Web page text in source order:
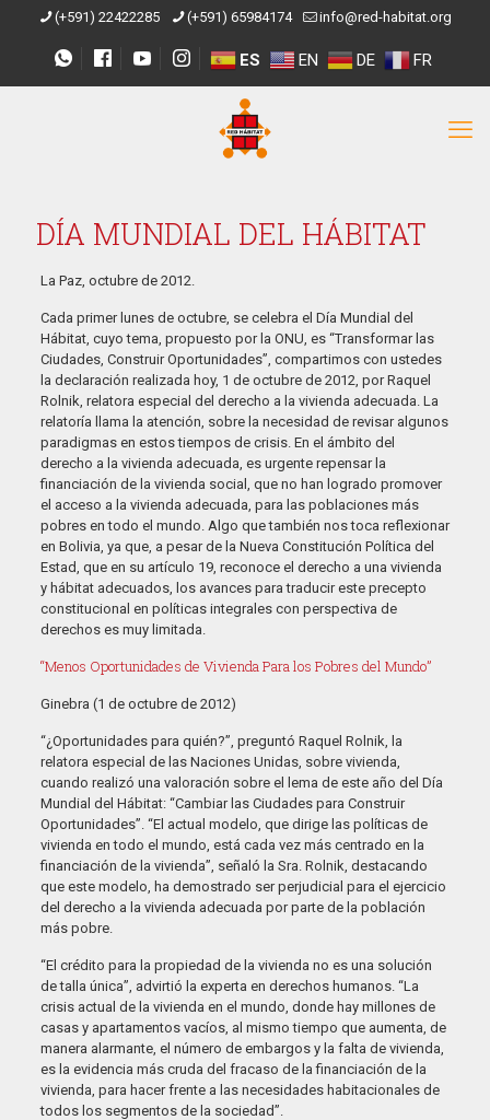
(+591) 22422285 (+591) 65984174 info@red-habitat.org
ES EN DE FR
DÍA MUNDIAL DEL HÁBITAT
La Paz, octubre de 2012.
Cada primer lunes de octubre, se celebra el Día Mundial del
Hábitat, cuyo tema, propuesto por la ONU, es “Transformar las
Ciudades, Construir Oportunidades”, compartimos con ustedes
la declaración realizada hoy, 1 de octubre de 2012, por Raquel
Rolnik, relatora especial del derecho a la vivienda adecuada. La
relatoría llama la atención, sobre la necesidad de revisar algunos
paradigmas en estos tiempos de crisis. En el ámbito del
derecho a la vivienda adecuada, es urgente repensar la
financiación de la vivienda social, que no han logrado promover
el acceso a la vivienda adecuada, para las poblaciones más
pobres en todo el mundo. Algo que también nos toca reflexionar
en Bolivia, ya que, a pesar de la Nueva Constitución Política del
Estad, que en su artículo 19, reconoce el derecho a una vivienda
y hábitat adecuados, los avances para traducir este precepto
constitucional en políticas integrales con perspectiva de
derechos es muy limitada.
“Menos Oportunidades de Vivienda Para los Pobres del Mundo”
Ginebra (1 de octubre de 2012)
“¿Oportunidades para quién?”, preguntó Raquel Rolnik, la
relatora especial de las Naciones Unidas, sobre vivienda,
cuando realizó una valoración sobre el lema de este año del Día
Mundial del Hábitat: “Cambiar las Ciudades para Construir
Oportunidades”. “El actual modelo, que dirige las políticas de
vivienda en todo el mundo, está cada vez más centrado en la
financiación de la vivienda”, señaló la Sra. Rolnik, destacando
que este modelo, ha demostrado ser perjudicial para el ejercicio
del derecho a la vivienda adecuada por parte de la población
más pobre.
“El crédito para la propiedad de la vivienda no es una solución
de talla única”, advirtió la experta en derechos humanos. “La
crisis actual de la vivienda en el mundo, donde hay millones de
casas y apartamentos vacíos, al mismo tiempo que aumenta, de
manera alarmante, el número de embargos y la falta de vivienda,
es la evidencia más cruda del fracaso de la financiación de la
vivienda, para hacer frente a las necesidades habitacionales de
todos los segmentos de la sociedad”.